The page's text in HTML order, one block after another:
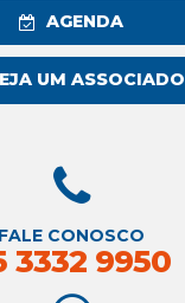
AGENDA
UM ASSOCIADO
FALE CONOSCO
3332 9950